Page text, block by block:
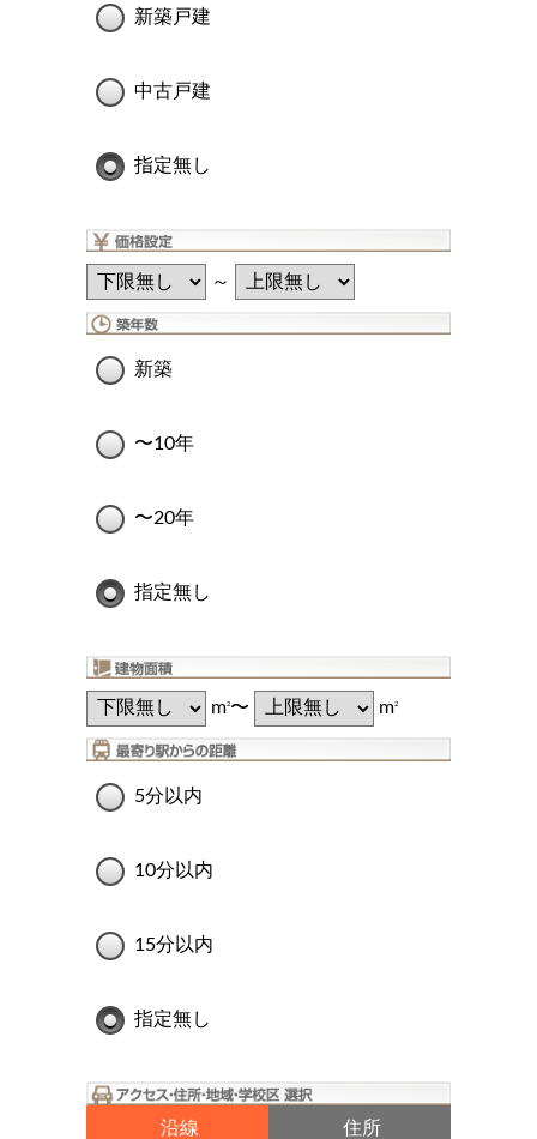
新築戸建
中古戸建
指定無し
～
新築
〜10年
〜20年
指定無し
m2〜 m2
5分以内
10分以内
15分以内
指定無し
沿線 住所